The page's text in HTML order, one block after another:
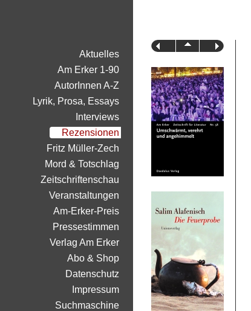
Aktuelles
Am Erker 1-90
AutorInnen A-Z
Lyrik, Prosa, Essays
Interviews
Rezensionen
Fritz Müller-Zech
Mord & Totschlag
Zeitschriftenschau
Veranstaltungen
Am-Erker-Preis
Pressestimmen
Verlag Am Erker
Abo & Shop
Datenschutz
Impressum
Suchmaschine